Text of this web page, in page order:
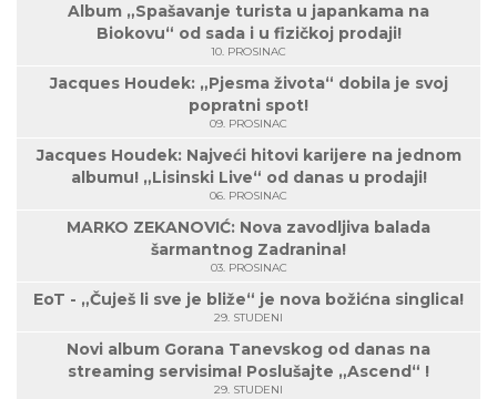
Album „Spašavanje turista u japankama na
Biokovu“ od sada i u fizičkoj prodaji!
10. PROSINAC
Jacques Houdek: „Pjesma života“ dobila je svoj
popratni spot!
09. PROSINAC
Jacques Houdek: Najveći hitovi karijere na jednom
albumu! „Lisinski Live“ od danas u prodaji!
06. PROSINAC
MARKO ZEKANOVIĆ: Nova zavodljiva balada
šarmantnog Zadranina!
03. PROSINAC
EoT - „Čuješ li sve je bliže“ je nova božićna singlica!
29. STUDENI
Novi album Gorana Tanevskog od danas na
streaming servisima! Poslušajte „Ascend“ !
29. STUDENI